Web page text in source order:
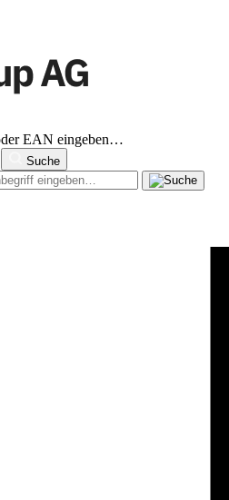
EAN eingeben…
Suche